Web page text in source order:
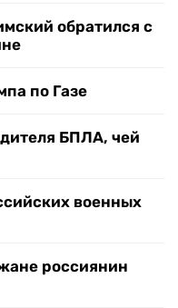
обратился с
по Газе
БПЛА, чей
военных
россиянин